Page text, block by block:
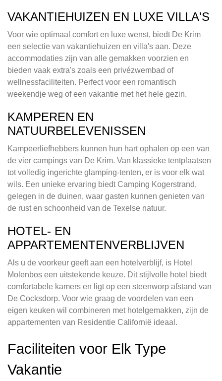
VAKANTIEHUIZEN EN LUXE VILLA'S
Voor wie optimaal comfort en luxe wenst, biedt De Krim
een selectie van vakantiehuizen en villa's aan. Deze
accommodaties zijn van alle gemakken voorzien en
bieden vaak extra's zoals een privézwembad of
wellnessfaciliteiten. Perfect voor een romantisch
weekendje weg of een vakantie met het hele gezin.
KAMPEREN EN
NATUURBELEVENISSEN
Kampeerliefhebbers kunnen hun hart ophalen op een van
de vier campings van De Krim. Van klassieke tentplaatsen
tot volledig ingerichte glamping-tenten, er is voor elk wat
wils. Een unieke ervaring biedt Camping Kogerstrand,
gelegen in de duinen, waar gasten kunnen genieten van
de rust en schoonheid van de Texelse natuur.
HOTEL- EN
APPARTEMENTENVERBLIJVEN
Als u de voorkeur geeft aan een hotelverblijf, is Hotel
Molenbos een uitstekende keuze. Dit stijlvolle hotel biedt
comfortabele kamers en ligt op een steenworp afstand van
De Cocksdorp. Voor wie graag de voordelen van een
eigen keuken wil combineren met hotelgemakken, zijn de
appartementen van Residentie Californië ideaal.
Faciliteiten voor Elk Type
Vakantie